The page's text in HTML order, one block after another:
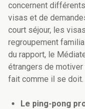
concernent
visas et de
court séjour, les
regroupement
du rapport, le
étrangers de
fait comme il se doit.
Le ping-pong